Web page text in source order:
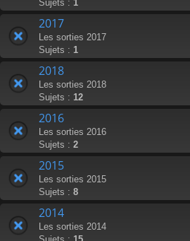
Sujets : 1
2017
Les sorties 2017
Sujets : 1
2018
Les sorties 2018
Sujets : 12
2016
Les sorties 2016
Sujets : 2
2015
Les sorties 2015
Sujets : 8
2014
Les sorties 2014
Sujets : 15